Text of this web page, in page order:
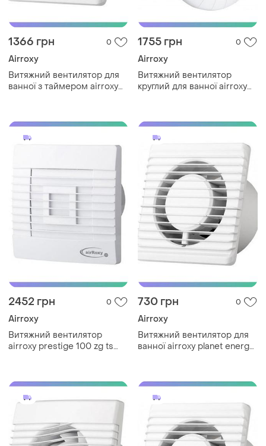
1366 грн 0
Airroxy
Витяжний вентилятор для
ванної з таймером airroxy
092
1755 грн 0
Airroxy
Витяжний вентилятор
круглий для ванної airroxy
економічний вен sku_01-
2452 грн 0
Airroxy
Витяжний вентилятор
airroxy prestige 100 zg ts
ванної кі sku_01-027
730 грн 0
Airroxy
Витяжний вентилятор для
ванної airroxy planet energy
sku_01-053